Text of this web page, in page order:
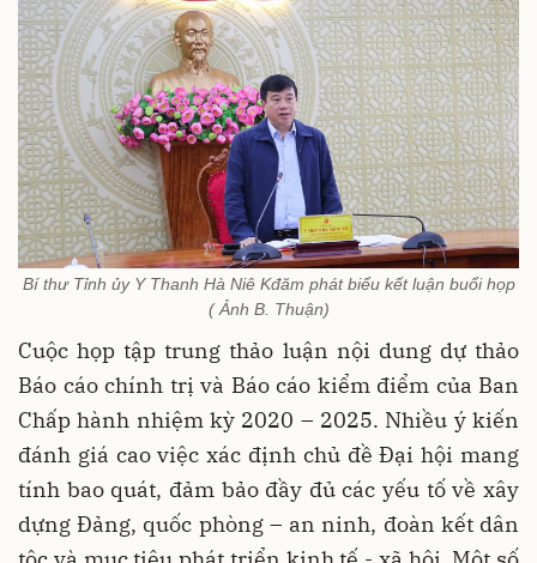
Bí thư Tỉnh ủy Y Thanh Hà Niê Kđăm phát biểu kết luận buổi họp
( Ảnh B. Thuận)
Cuộc họp tập trung thảo luận nội dung dự thảo
Báo cáo chính trị và Báo cáo kiểm điểm của Ban
Chấp hành nhiệm kỳ 2020 – 2025. Nhiều ý kiến
đánh giá cao việc xác định chủ đề Đại hội mang
tính bao quát, đảm bảo đầy đủ các yếu tố về xây
dựng Đảng, quốc phòng – an ninh, đoàn kết dân